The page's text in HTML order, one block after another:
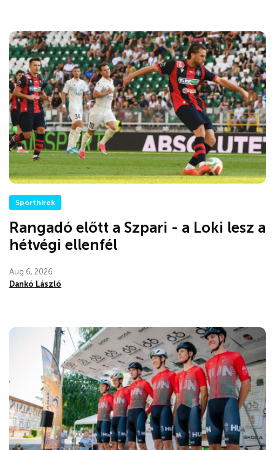
Sporthírek
Rangadó előtt a Szpari - a Loki lesz a
hétvégi ellenfél
Aug 6, 2026
Dankó László